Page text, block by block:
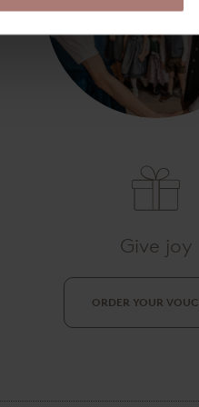
Give joy
ORDER YOUR